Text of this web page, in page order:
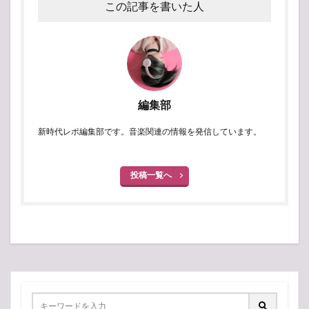
この記事を書いた人
編集部
新時代レポ編集部です。音楽関連の情報を発信しています。
投稿一覧へ